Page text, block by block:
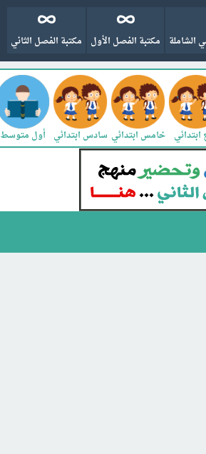
الشاملة مكتبة الفصل الأول مكتبة الفصل الثاني
ابتدائي خامس ابتدائي سادس ابتدائي أول متوسط